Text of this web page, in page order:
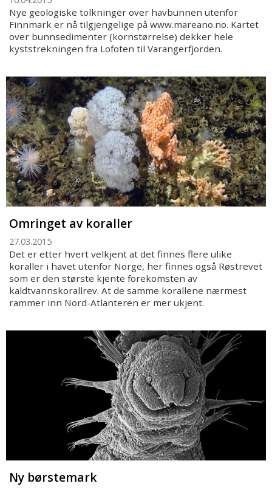
Nye geologiske tolkninger over havbunnen utenfor
Finnmark er nå tilgjengelige på www.mareano.no. Kartet
over bunnsedimenter (kornstørrelse) dekker hele
kyststrekningen fra Lofoten til Varangerfjorden.
Omringet av koraller
27.03.2015
Det er etter hvert velkjent at det finnes flere ulike
koraller i havet utenfor Norge, her finnes også Røstrevet
som er den største kjente forekomsten av
kaldtvannskorallrev. At de samme korallene nærmest
rammer inn Nord-Atlanteren er mer ukjent.
Ny børstemark